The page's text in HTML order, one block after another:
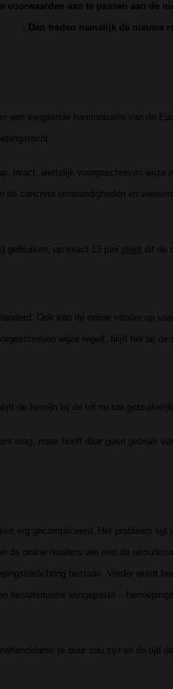
aan te passen aan de
. Dan treden namelijk de nieuwe
vergaande harmonisatie van de
exact, wettelijk voorgeschreven wijze
concrete omstandigheden en
gebruiken, op exact 13 juni moet dit de
Ook kan de online retailer op
wijze regelt, blijft het bij de
de termijn bij de tot nu toe
mag, maar hoeft daar geen gebruik
erg gecompliceerd. Het probleem ligt
de online retailers wie met de
bestaan. Verder wordt
bestelsituatie aangepaste –
te duur zou zijn en de tijd